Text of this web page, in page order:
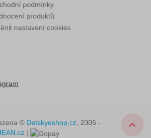
podmínky
produktů
nastavení cookies
© Detskyeshop.cz, 2005 -
|